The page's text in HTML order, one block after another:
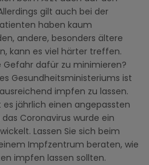
gilt auch bei der
haben kaum
andere, besonders ältere
kann es viel härter treffen.
dafür zu minimieren?
Gesundheitsministeriums ist
impfen zu lassen.
es jährlich einen angepassten
Coronavirus wurde ein
Lassen Sie sich beim
Impfzentrum beraten, wie
impfen lassen sollten.